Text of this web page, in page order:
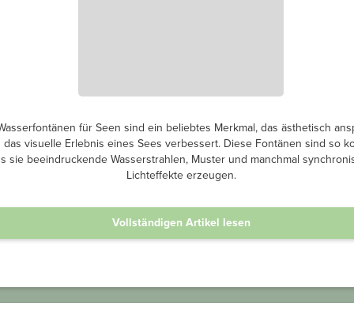
für Seen sind ein beliebtes Merkmal, das ästhetisch
visuelle Erlebnis eines Sees verbessert. Diese Fontänen sind so
sie beeindruckende Wasserstrahlen, Muster und manchmal
Lichteffekte erzeugen.
Vollständigen Artikel lesen